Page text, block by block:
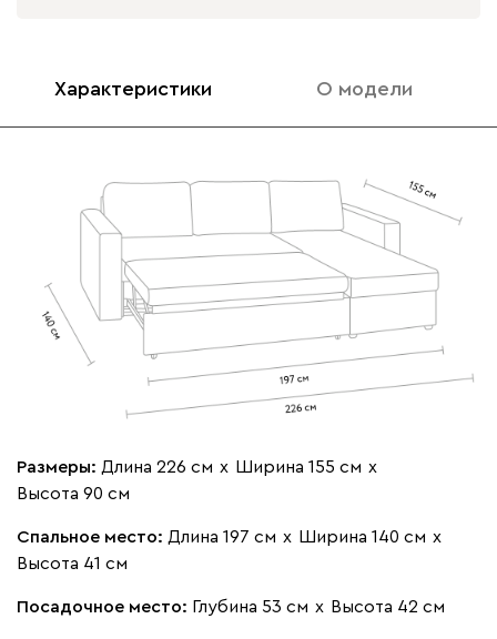
Характеристики О модели
Размеры: Длина 226 см х Ширина 155 см х
Высота 90 см
Спальное место: Длина 197 см х Ширина 140 см х
Высота 41 см
Посадочное место: Глубина 53 см х Высота 42 см